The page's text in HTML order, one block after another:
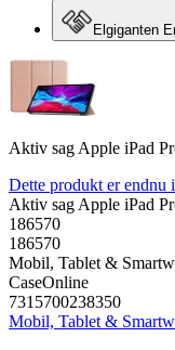
Elgiganten
Aktiv sag Apple iPad
Dette produkt er endnu
Aktiv sag Apple iPad
186570
186570
Mobil, Tablet &
CaseOnline
7315700238350
Mobil, Tablet &